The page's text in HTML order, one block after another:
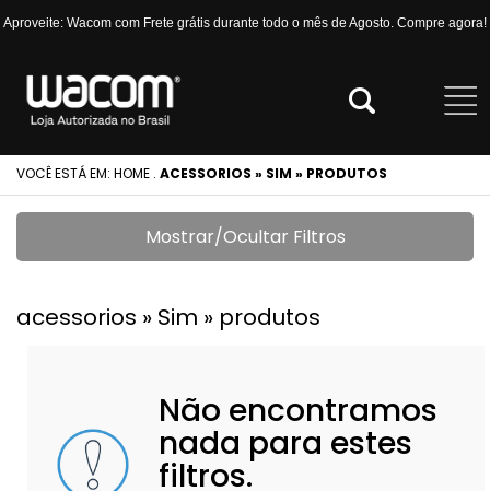
Aproveite: Wacom com Frete grátis durante todo o mês de Agosto. Compre agora!
VOCÊ ESTÁ EM: HOME . ACESSORIOS » SIM » PRODUTOS
Mostrar/Ocultar Filtros
acessorios » Sim » produtos
Não encontramos
nada para estes
filtros.